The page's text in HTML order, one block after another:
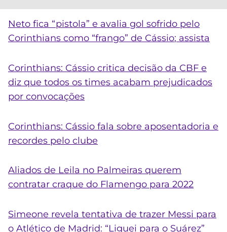
Neto fica “pistola” e avalia gol sofrido pelo
Corinthians como “frango” de Cássio; assista
Corinthians: Cássio critica decisão da CBF e
diz que todos os times acabam prejudicados
por convocações
Corinthians: Cássio fala sobre aposentadoria e
recordes pelo clube
Aliados de Leila no Palmeiras querem
contratar craque do Flamengo para 2022
Simeone revela tentativa de trazer Messi para
o Atlético de Madrid: “Liguei para o Suárez”